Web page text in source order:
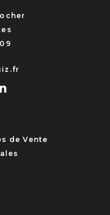
de Vente